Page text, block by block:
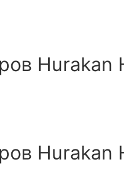
Hurakan
Hurakan